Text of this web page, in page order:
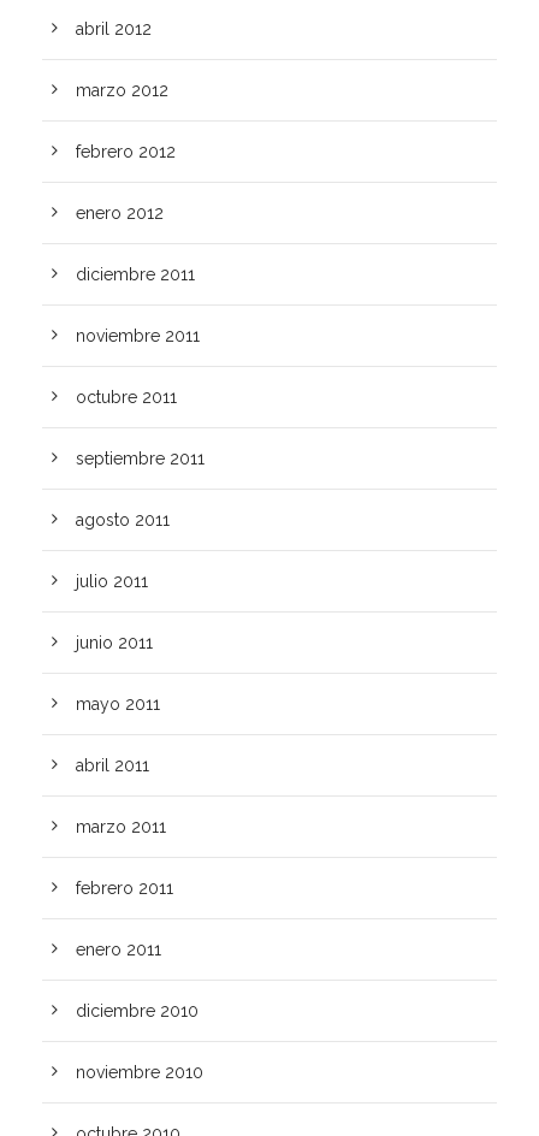
abril 2012
marzo 2012
febrero 2012
enero 2012
diciembre 2011
noviembre 2011
octubre 2011
septiembre 2011
agosto 2011
julio 2011
junio 2011
mayo 2011
abril 2011
marzo 2011
febrero 2011
enero 2011
diciembre 2010
noviembre 2010